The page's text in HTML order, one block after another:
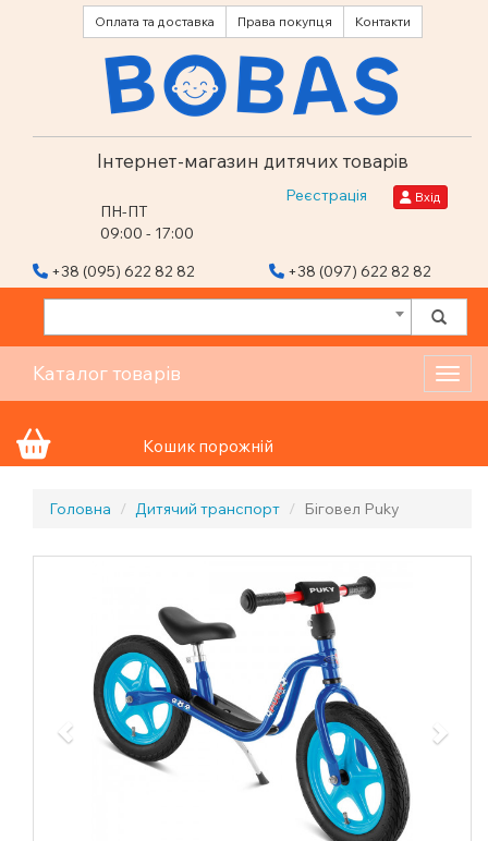
Оплата та доставка Права покупця Контакти
Інтернет-магазин дитячих товарів
ПН-ПТ
09:00 - 17:00
Реєстрація Вхід
+38 (095) 622 82 82 +38 (097) 622 82 82
Каталог товарів
Кошик порожній
Головна Дитячий транспорт Біговел Puky